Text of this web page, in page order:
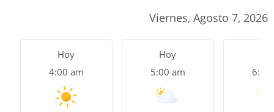
Viernes, Agosto 7, 2026
Hoy
4:00 am
Hoy
5:00 am
6:00